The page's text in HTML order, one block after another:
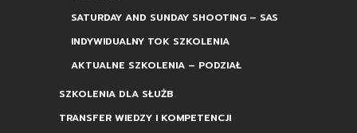
SATURDAY AND SUNDAY SHOOTING – SAS
INDYWIDUALNY TOK SZKOLENIA
AKTUALNE SZKOLENIA – PODZIAŁ
SZKOLENIA DLA SŁUŻB
TRANSFER WIEDZY I KOMPETENCJI